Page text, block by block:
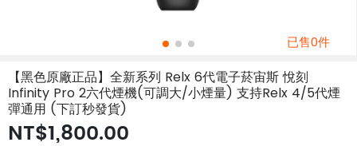
已售0件
【黑色原廠正品】全新系列 Relx 6代電子菸宙斯 悅刻
Infinity Pro 2六代煙機(可調大/小煙量) 支持Relx 4/5代煙
彈通用 (下訂秒發貨)
NT$1,800.00